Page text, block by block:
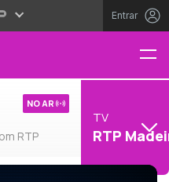
Entrar
RTP
NO AR
TV
RTP